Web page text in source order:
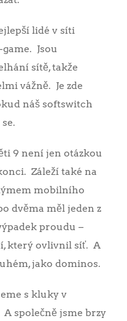
lidé v síti
Jsou
sítě, takže
vážně. Je zde
náš softswitch
9 není jen otázkou
Záleží také na
mobilního
dvěma měl jeden z
proudu –
který ovlivnil síť. A
jako dominos.
s kluky v
společně jsme brzy